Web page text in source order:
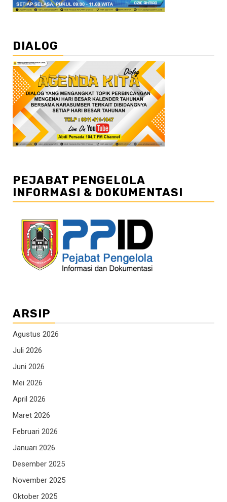
DIALOG
PEJABAT PENGELOLA
INFORMASI & DOKUMENTASI
ARSIP
Agustus 2026
Juli 2026
Juni 2026
Mei 2026
April 2026
Maret 2026
Februari 2026
Januari 2026
Desember 2025
November 2025
Oktober 2025